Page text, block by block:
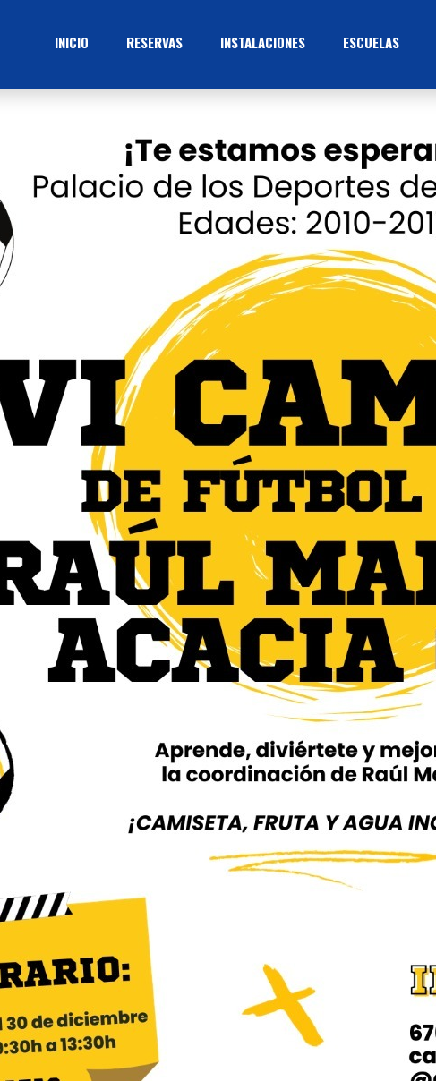
INICIO RESERVAS INSTALACIONES ESCUELAS